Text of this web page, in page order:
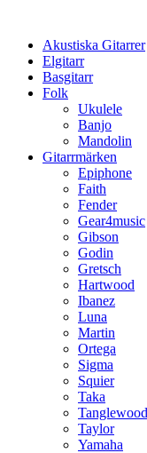
innehållAkustiska Gitarrer
Elgitarr
Basgitarr
Folk
Ukulele
Banjo
Mandolin
Gitarrmärken
Epiphone
Faith
Fender
Gear4music
Gibson
Godin
Gretsch
Hartwood
Ibanez
Luna
Martin
Ortega
Sigma
Squier
Taka
Tanglewood
Taylor
Yamaha